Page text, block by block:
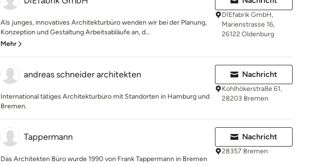
Als junges, innovatives Architekturbüro wenden wir bei der Planung,
Konzeption und Gestaltung Arbeitsabläufe an, d...
Mehr
DIEfabrik GmbH,
Marienstrasse 16,
26122 Oldenburg
andreas schneider architekten
International tätiges Architekturbüro mit Standorten in Hamburg und
Bremen.
Nachricht
Kohlhökerstraße 61,
28203 Bremen
Tappermann
Das Architekten Büro wurde 1990 von Frank Tappermann in Bremen
Nachricht
28357 Bremen